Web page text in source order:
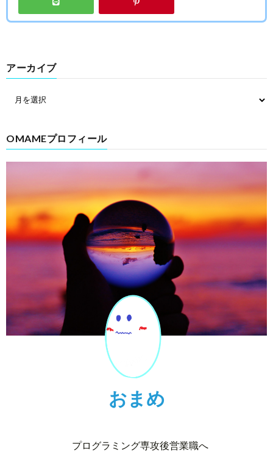
アーカイブ
OMAMEプロフィール
おまめ
プログラミング専攻後営業職へ